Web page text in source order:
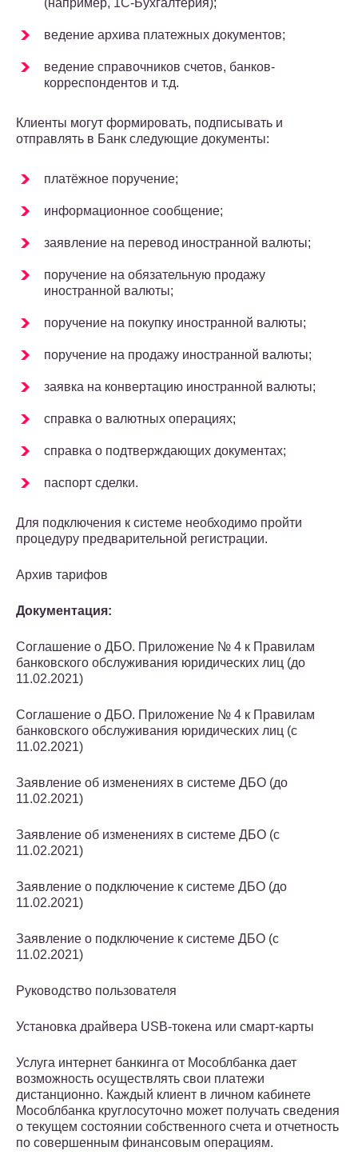
(например, 1С-Бухгалтерия);
ведение архива платежных документов;
ведение справочников счетов, банков-
корреспондентов и т.д.
Клиенты могут формировать, подписывать и
отправлять в Банк следующие документы:
платёжное поручение;
информационное сообщение;
заявление на перевод иностранной валюты;
поручение на обязательную продажу
иностранной валюты;
поручение на покупку иностранной валюты;
поручение на продажу иностранной валюты;
заявка на конвертацию иностранной валюты;
справка о валютных операциях;
справка о подтверждающих документах;
паспорт сделки.
Для подключения к системе необходимо пройти
процедуру предварительной регистрации.
Архив тарифов
Документация:
Соглашение о ДБО. Приложение № 4 к Правилам
банковского обслуживания юридических лиц (до
11.02.2021)
Соглашение о ДБО. Приложение № 4 к Правилам
банковского обслуживания юридических лиц (с
11.02.2021)
Заявление об изменениях в системе ДБО (до
11.02.2021)
Заявление об изменениях в системе ДБО (с
11.02.2021)
Заявление о подключение к системе ДБО (до
11.02.2021)
Заявление о подключение к системе ДБО (с
11.02.2021)
Руководство пользователя
Установка драйвера USB-токена или смарт-карты
Услуга интернет банкинга от Мособлбанка дает
возможность осуществлять свои платежи
дистанционно. Каждый клиент в личном кабинете
Мособлбанка круглосуточно может получать сведения
о текущем состоянии собственного счета и отчетность
по совершенным финансовым операциям.